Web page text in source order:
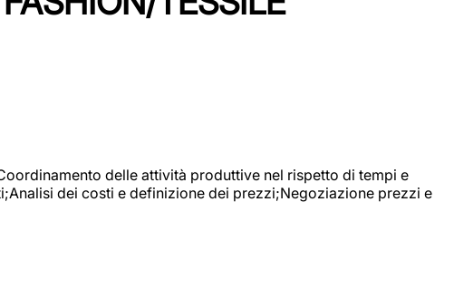
delle attività produttive nel rispetto di tempi e
dei costi e definizione dei prezzi;Negoziazione prezzi e